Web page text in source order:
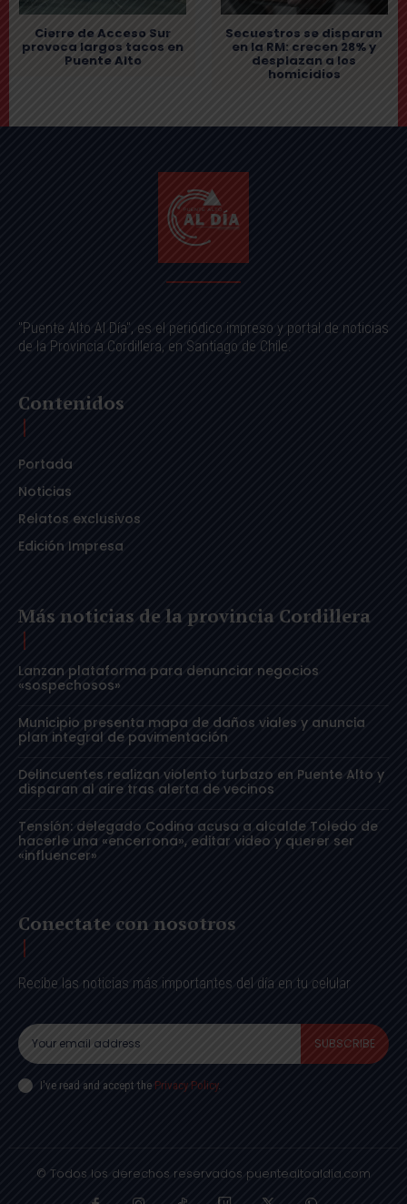
Cierre de Acceso Sur
provoca largos tacos en
Puente Alto
Secuestros se disparan
en la RM: crecen 28% y
desplazan a los
homicidios
"Puente Alto Al Día", es el periódico impreso y portal de noticias
de la Provincia Cordillera, en Santiago de Chile.
Contenidos
Portada
Noticias
Relatos exclusivos
Edición Impresa
Más noticias de la provincia Cordillera
Lanzan plataforma para denunciar negocios
«sospechosos»
Municipio presenta mapa de daños viales y anuncia
plan integral de pavimentación
Delincuentes realizan violento turbazo en Puente Alto y
disparan al aire tras alerta de vecinos
Tensión: delegado Codina acusa a alcalde Toledo de
hacerle una «encerrona», editar video y querer ser
«influencer»
Conectate con nosotros
Recibe las noticias más importantes del día en tu celular
SUBSCRIBE
I've read and accept the Privacy Policy.
© Todos los derechos reservados puentealtoaldia.com